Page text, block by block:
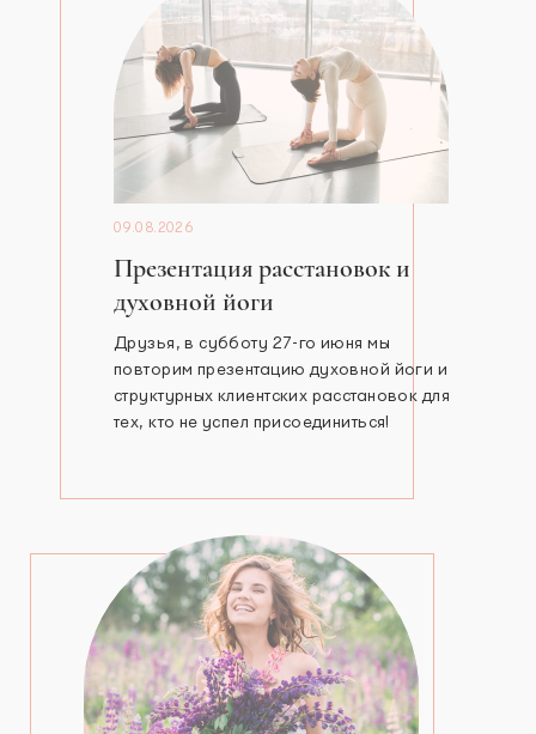
09.08.2026
Презентация расстановок и
духовной йоги
Друзья, в субботу 27-го июня мы
повторим презентацию духовной йоги и
структурных клиентских расстановок для
тех, кто не успел присоединиться!